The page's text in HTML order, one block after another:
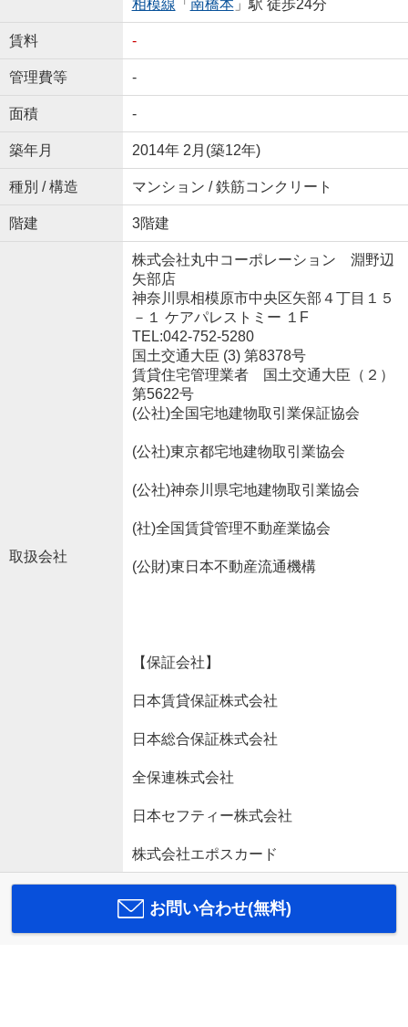
相模線 「 南橋本」駅 徒歩24分
賃料 -
管理費等 -
面積 -
築年月 2014年 2月(築12年)
種別 / 構造 マンション / 鉄筋コンクリート
階建 3階建
取扱会社
株式会社丸中コーポレーション 淵野辺
矢部店
神奈川県相模原市中央区矢部４丁目１５
－１ ケアパレストミー １F
TEL:042-752-5280
国土交通大臣 (3) 第8378号
賃貸住宅管理業者 国土交通大臣（２）
第5622号
(公社)全国宅地建物取引業保証協会
(公社)東京都宅地建物取引業協会
(公社)神奈川県宅地建物取引業協会
(社)全国賃貸管理不動産業協会
(公財)東日本不動産流通機構
【保証会社】
日本賃貸保証株式会社
日本総合保証株式会社
全保連株式会社
日本セフティー株式会社
株式会社エポスカード
お問い合わせ(無料)